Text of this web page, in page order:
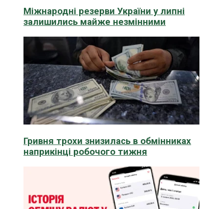
Міжнародні резерви України у липні
залишились майже незмінними
Гривня трохи знизилась в обмінниках
наприкінці робочого тижня